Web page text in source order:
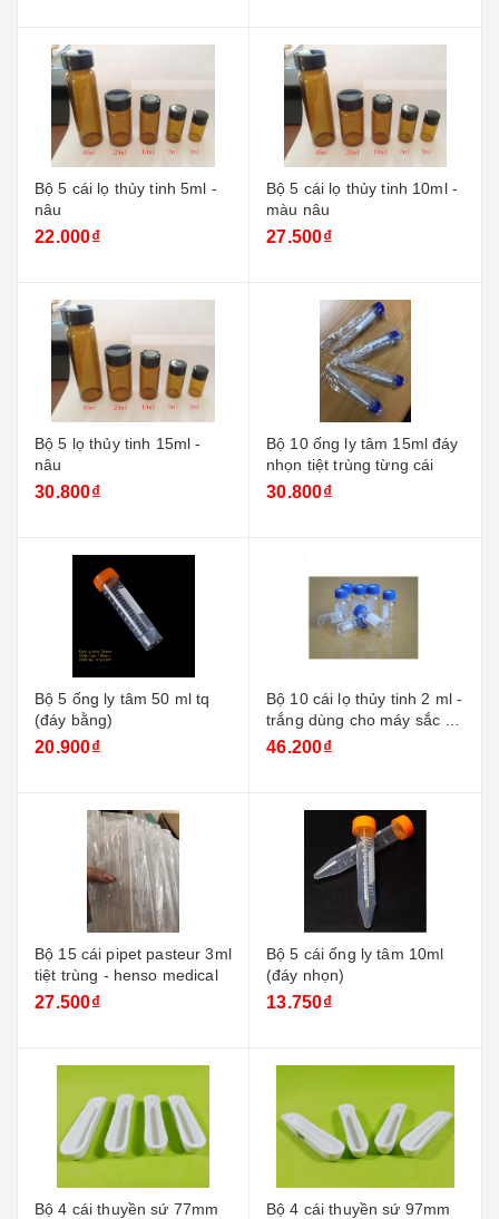
Bộ 5 cái lọ thủy tinh 5ml -
nâu
22.000₫
Bộ 5 cái lọ thủy tinh 10ml -
màu nâu
27.500₫
Bộ 5 lọ thủy tinh 15ml -
nâu
30.800₫
Bộ 10 ống ly tâm 15ml đáy
nhọn tiệt trùng từng cái
30.800₫
Bộ 5 ống ly tâm 50 ml tq
(đáy bằng)
20.900₫
Bộ 10 cái lọ thủy tinh 2 ml -
trắng dùng cho máy sắc ký
+ nắp xanh
46.200₫
Bộ 15 cái pipet pasteur 3ml
tiệt trùng - henso medical
27.500₫
Bộ 5 cái ống ly tâm 10ml
(đáy nhọn)
13.750₫
Bộ 4 cái thuyền sứ 77mm Bộ 4 cái thuyền sứ 97mm